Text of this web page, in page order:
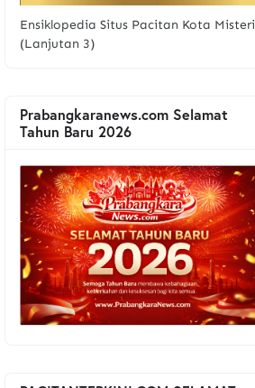
Ensiklopedia Situs Pacitan Kota Misteri
(Lanjutan 3)
Prabangkaranews.com Selamat
Tahun Baru 2026